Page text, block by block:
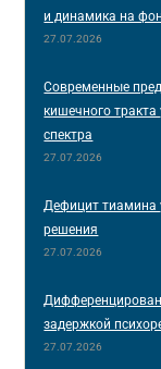
и динамика на
27.07.2026
Современные
кишечного тракта
спектра
27.07.2026
Дефицит тиамина
решения
27.07.2026
задержкой
27.07.2026